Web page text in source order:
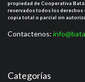
propiedad de Cooperativa
reservados todos los derechos
copia total o parcial sin
Contactenos:
Categorías